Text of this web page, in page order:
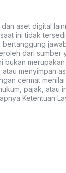
aset digital
ini tidak
dari
bukan
menyimpan
cermat
pajak, atau
Ketentuan